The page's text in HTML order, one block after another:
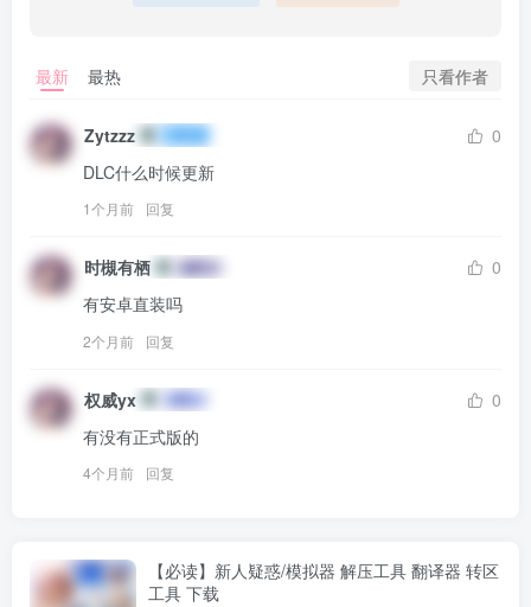
最新 最热 只看作者
Zytzzz
0
DLC什么时候更新
1个月前 回复
时槻有栖
0
有安卓直装吗
2个月前 回复
权威yx
0
有没有正式版的
4个月前 回复
【必读】新人疑惑/模拟器 解压工具 翻译器 转区
工具 下载